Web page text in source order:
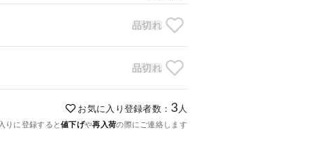
品切れ
品切れ
お気に入り登録者数： 3 人
りに登録すると値下げや再入荷の際にご連絡します